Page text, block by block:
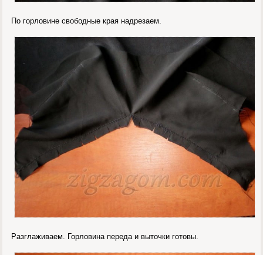
По горловине свободные края надрезаем.
Разглаживаем. Горловина переда и выточки готовы.